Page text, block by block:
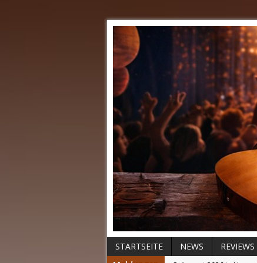
STARTSEITE NEWS REVIEWS